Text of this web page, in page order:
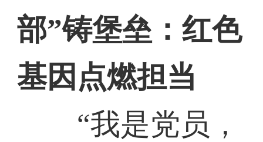
部”铸堡垒：红色
基因点燃担当
“我是党员，